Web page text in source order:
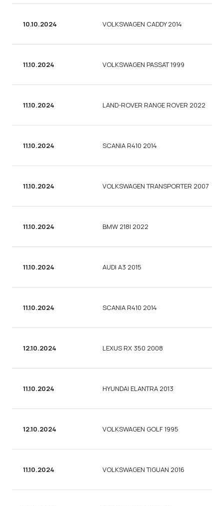
10.10.2024 VOLKSWAGEN CADDY 2014
11.10.2024 VOLKSWAGEN PASSAT 1999
11.10.2024 LAND-ROVER RANGE ROVER 2022
11.10.2024 SCANIA R410 2014
11.10.2024 VOLKSWAGEN TRANSPORTER 2007
11.10.2024 BMW 218I 2022
11.10.2024 AUDI A3 2015
11.10.2024 SCANIA R410 2014
12.10.2024 LEXUS RX 350 2008
11.10.2024 HYUNDAI ELANTRA 2013
12.10.2024 VOLKSWAGEN GOLF 1995
11.10.2024 VOLKSWAGEN TIGUAN 2016